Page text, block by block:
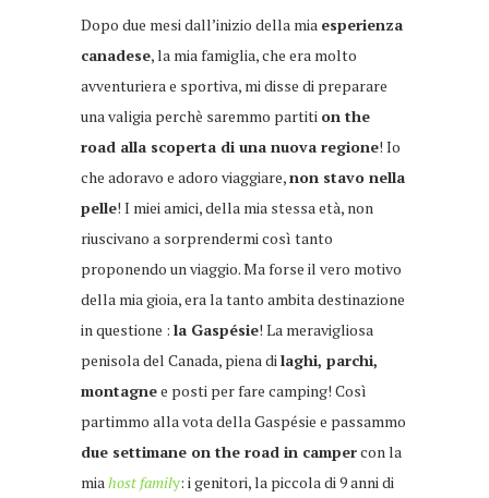
Dopo due mesi dall’inizio della mia esperienza
canadese, la mia famiglia, che era molto
avventuriera e sportiva, mi disse di preparare
una valigia perchè saremmo partiti on the
road alla scoperta di una nuova regione! Io
che adoravo e adoro viaggiare,non stavo nella
pelle! I miei amici, della mia stessa età, non
riuscivano a sorprendermi così tanto
proponendo un viaggio. Ma forse il vero motivo
della mia gioia, era la tanto ambita destinazione
in questione : la Gaspésie! La meravigliosa
penisola del Canada, piena dilaghi, parchi,
montagnee posti per fare camping! Così
partimmo alla vota della Gaspésie e passammo
due settimane on the road in campercon la
miahost family: i genitori, la piccola di 9 anni di